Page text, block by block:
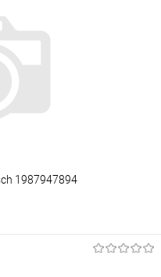
В наличии
1987947894